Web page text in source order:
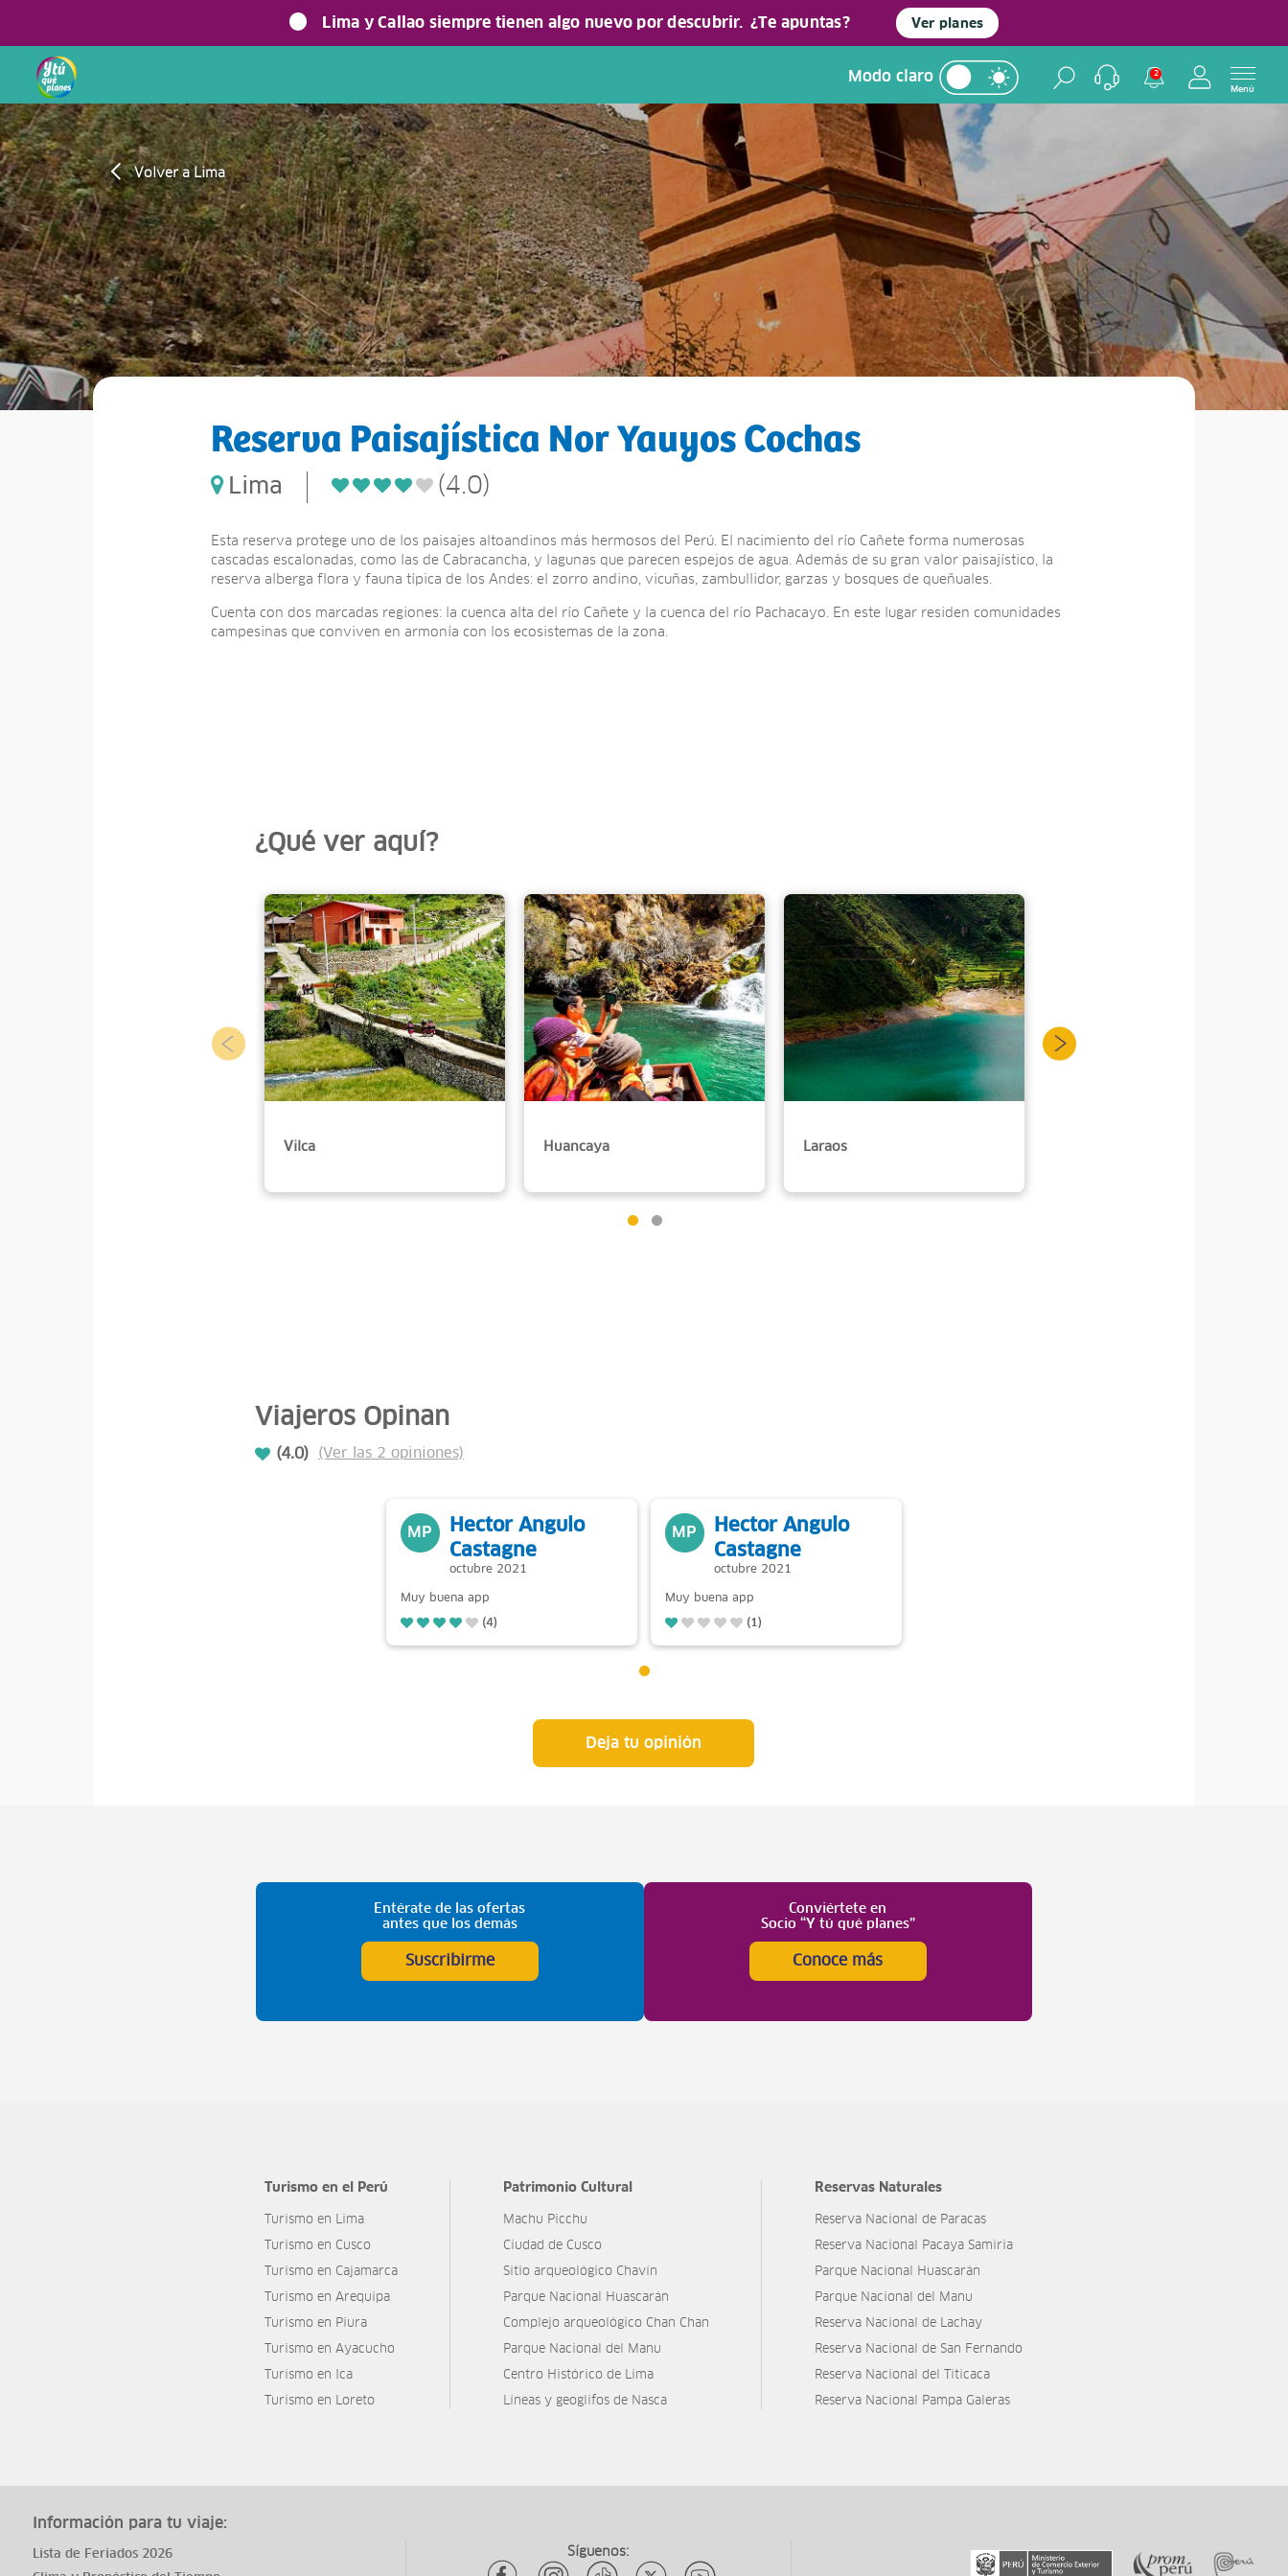
Lima y Callao siempre tienen algo nuevo por descubrir. ¿Te apuntas? Ver planes
Modo claro 2
Menú
Volver a Lima
Reserva Paisajística Nor Yauyos Cochas
Lima (4.0)
Esta reserva protege uno de los paisajes altoandinos más hermosos del Perú. El nacimiento del río Cañete forma numerosas
cascadas escalonadas, como las de Cabracancha, y lagunas que parecen espejos de agua. Además de su gran valor paisajístico, la
reserva alberga flora y fauna típica de los Andes: el zorro andino, vicuñas, zambullidor, garzas y bosques de queñuales.
Cuenta con dos marcadas regiones: la cuenca alta del río Cañete y la cuenca del río Pachacayo. En este lugar residen comunidades
campesinas que conviven en armonía con los ecosistemas de la zona.
¿Qué ver aquí?
Vilca Huancaya Laraos
Viajeros Opinan
(4.0) (Ver las 2 opiniones)
MP
Hector Angulo
Castagne
octubre 2021
Muy buena app
(4)
MP
Hector Angulo
Castagne
octubre 2021
Muy buena app
(1)
Deja tu opinión
Entérate de las ofertas
antes que los demás
Suscribirme
Conviértete en
Socio “Y tú qué planes”
Conoce más
Turismo en el Perú
Turismo en Lima
Turismo en Cusco
Turismo en Cajamarca
Turismo en Arequipa
Turismo en Piura
Turismo en Ayacucho
Turismo en Ica
Turismo en Loreto
Patrimonio Cultural
Machu Picchu
Ciudad de Cusco
Sitio arqueológico Chavín
Parque Nacional Huascarán
Complejo arqueológico Chan Chan
Parque Nacional del Manu
Centro Histórico de Lima
Líneas y geoglifos de Nasca
Reservas Naturales
Reserva Nacional de Paracas
Reserva Nacional Pacaya Samiria
Parque Nacional Huascarán
Parque Nacional del Manu
Reserva Nacional de Lachay
Reserva Nacional de San Fernando
Reserva Nacional del Titicaca
Reserva Nacional Pampa Galeras
Información para tu viaje:
Lista de Feriados 2026
Síguenos: